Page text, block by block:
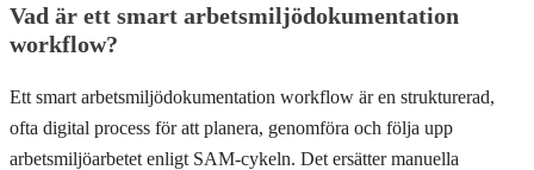
Vad är ett smart arbetsmiljödokumentation
workflow?
Ett smart arbetsmiljödokumentation workflow är en strukturerad,
ofta digital process för att planera, genomföra och följa upp
arbetsmiljöarbetet enligt SAM-cykeln. Det ersätter manuella